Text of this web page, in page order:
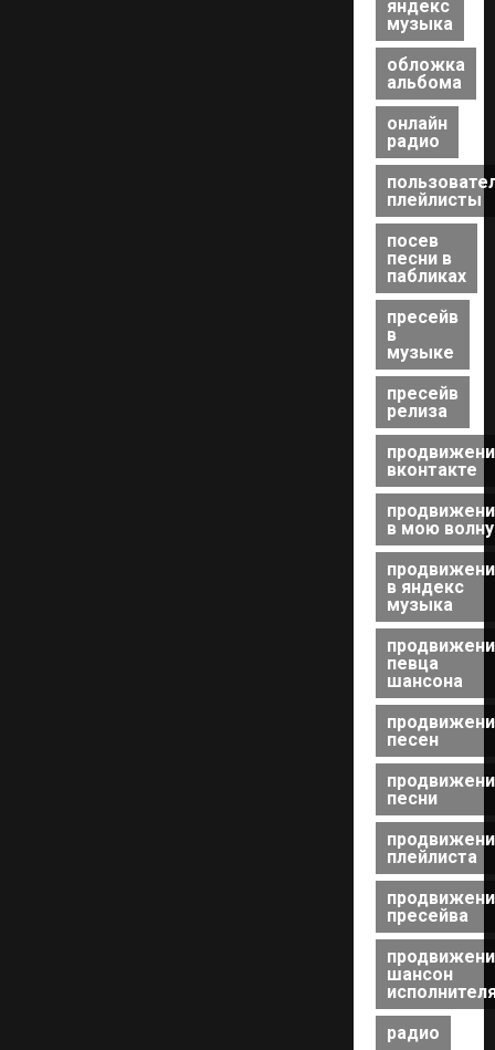
яндекс
музыка
обложка
альбома
онлайн
радио
плейлисты
посев
песни в
пабликах
пресейв
в
музыке
пресейв
релиза
вконтакте
в мою волну
в яндекс
музыка
певца
шансона
песен
песни
плейлиста
пресейва
шансон
радио